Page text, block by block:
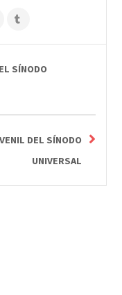
SÍNODO
DEL SÍNODO
UNIVERSAL